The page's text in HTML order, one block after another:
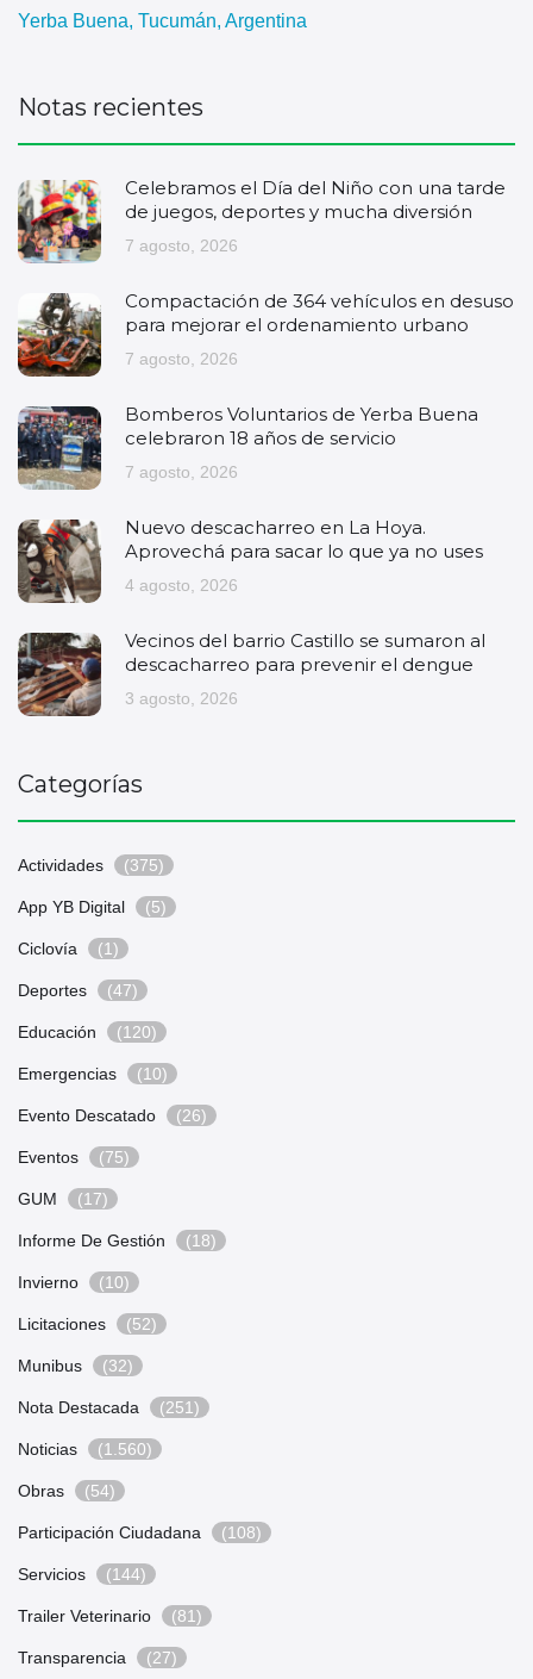
Yerba Buena, Tucumán, Argentina
Notas recientes
Celebramos el Día del Niño con una tarde
de juegos, deportes y mucha diversión
7 agosto, 2026
Compactación de 364 vehículos en desuso
para mejorar el ordenamiento urbano
7 agosto, 2026
Bomberos Voluntarios de Yerba Buena
celebraron 18 años de servicio
7 agosto, 2026
Nuevo descacharreo en La Hoya.
Aprovechá para sacar lo que ya no uses
4 agosto, 2026
Vecinos del barrio Castillo se sumaron al
descacharreo para prevenir el dengue
3 agosto, 2026
Categorías
Actividades (375)
App YB Digital (5)
Ciclovía (1)
Deportes (47)
Educación (120)
Emergencias (10)
Evento Descatado (26)
Eventos (75)
GUM (17)
Informe De Gestión (18)
Invierno (10)
Licitaciones (52)
Munibus (32)
Nota Destacada (251)
Noticias (1.560)
Obras (54)
Participación Ciudadana (108)
Servicios (144)
Trailer Veterinario (81)
Transparencia (27)